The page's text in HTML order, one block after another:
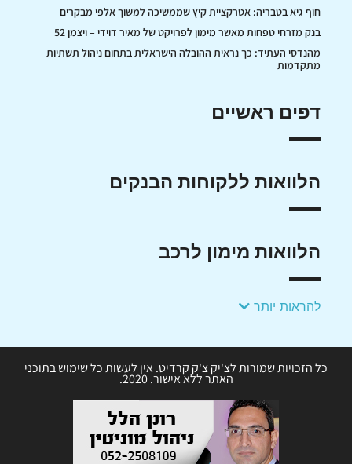
חוף גיא בטבריה: אטרקציית קיץ שממשיכה למשוך אלפי מבקרים
בנק מזרחי טפחות מאשר מימון לפרויקט של מאיר דוידי – ויצמן 52
מהנדסי העתיד: כך נראית ההובלה הישראלית בתחום ניהול תשתיות
מתקדמות
דפים ראשיים
הלוואות ללקוחות הבנקים
הלוואות מימון לרכב
להראות יותר
כל הזכויות שמורות לצ'יק צ'ק קרדיט. אין לעשות כל שימוש בתוכני
האתר ללא אישור. 2020.